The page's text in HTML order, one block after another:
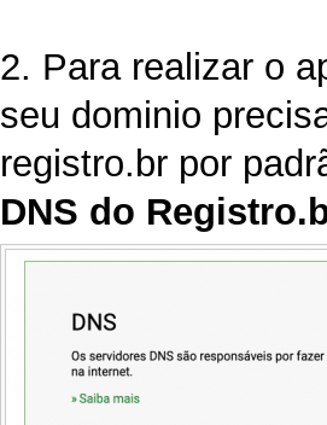
2. Para realizar o
seu dominio
registro.br por
DNS do